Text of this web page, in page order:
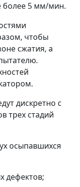
более 5 мм/мин.
чтобы
сжатия, а
дискретно с
трех стадий
осыпавшихся
дефектов;